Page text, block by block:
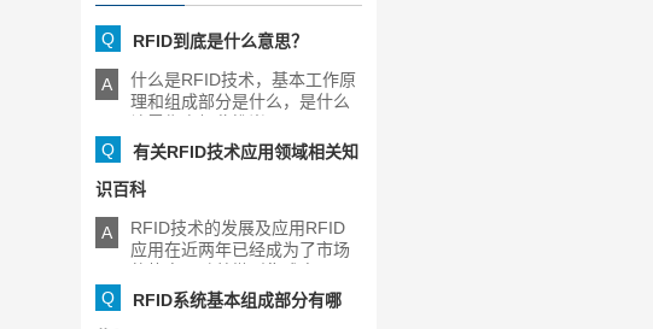
Q RFID到底是什么意思？
A
什么是RFID技术，基本工作原
理和组成部分是什么，是什么
Q
有关RFID技术应用领域相关知
识百科
A
RFID技术的发展及应用RFID
应用在近两年已经成为了市场
Q
RFID系统基本组成部分有哪